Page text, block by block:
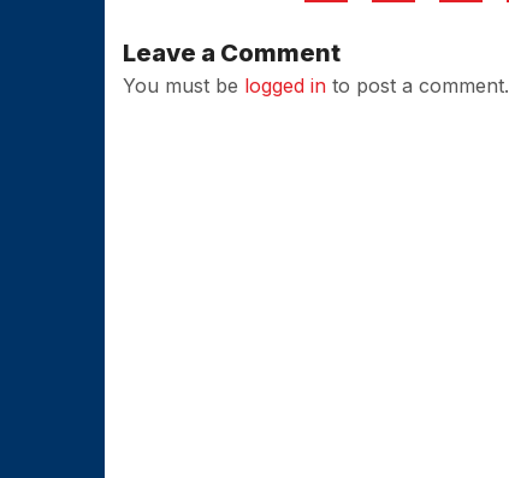
Leave a Comment
You must be logged in to post a comment.